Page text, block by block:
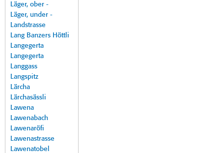
Läger, ober -
Läger, under -
Landstrasse
Lang Banzers Höttli
Langegerta
Langegerta
Langgass
Langspitz
Lärcha
Lärchasässli
Lawena
Lawenabach
Lawenaröfi
Lawenastrasse
Lawenatobel